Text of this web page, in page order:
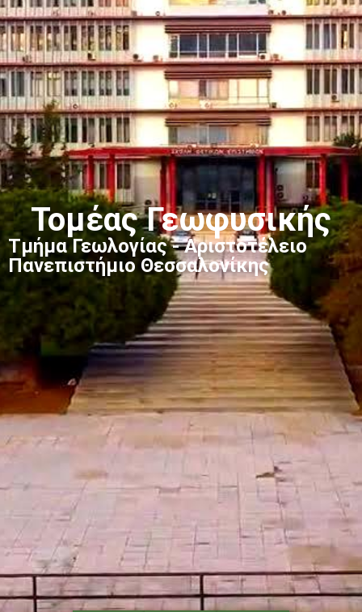
Τομέας Γεωφυσικής
Τμήμα Γεωλογίας - Αριστοτέλειο
Πανεπιστήμιο Θεσσαλονίκης